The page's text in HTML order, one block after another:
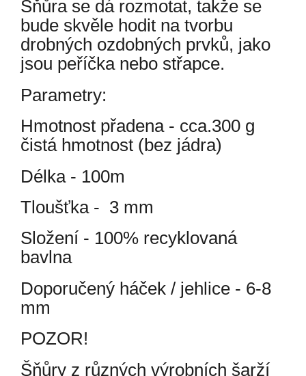
Šňůra se dá rozmotat, takže se
bude skvěle hodit na tvorbu
drobných ozdobných prvků, jako
jsou peříčka nebo střapce.
Parametry:
Hmotnost přadena - cca.300 g
čistá hmotnost (bez jádra)
Délka - 100m
Tloušťka - 3 mm
Složení - 100% recyklovaná
bavlna
Doporučený háček / jehlice - 6-8
mm
POZOR!
Šňůry z různých výrobních šarží